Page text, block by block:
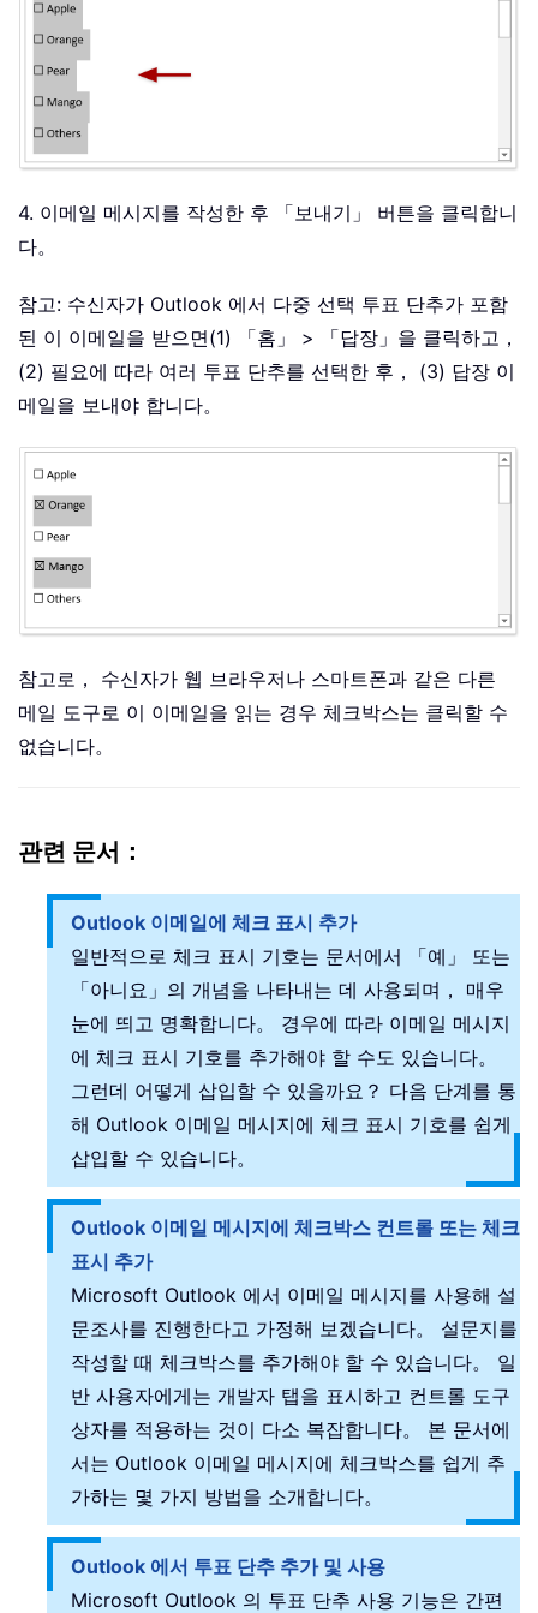
4. 이메일 메시지를 작성한 후 「보내기」 버튼을 클릭합니
다。
참고: 수신자가 Outlook 에서 다중 선택 투표 단추가 포함
된 이 이메일을 받으면(1) 「홈」 > 「답장」을 클릭하고，
(2) 필요에 따라 여러 투표 단추를 선택한 후， (3) 답장 이
메일을 보내야 합니다。
참고로， 수신자가 웹 브라우저나 스마트폰과 같은 다른
메일 도구로 이 이메일을 읽는 경우 체크박스는 클릭할 수
없습니다。
관련 문서：
Outlook 이메일에 체크 표시 추가
일반적으로 체크 표시 기호는 문서에서 「예」 또는
「아니요」의 개념을 나타내는 데 사용되며， 매우
눈에 띄고 명확합니다。 경우에 따라 이메일 메시지
에 체크 표시 기호를 추가해야 할 수도 있습니다。
그런데 어떻게 삽입할 수 있을까요？ 다음 단계를 통
해 Outlook 이메일 메시지에 체크 표시 기호를 쉽게
삽입할 수 있습니다。
Outlook 이메일 메시지에 체크박스 컨트롤 또는 체크
표시 추가
Microsoft Outlook 에서 이메일 메시지를 사용해 설
문조사를 진행한다고 가정해 보겠습니다。 설문지를
작성할 때 체크박스를 추가해야 할 수 있습니다。 일
반 사용자에게는 개발자 탭을 표시하고 컨트롤 도구
상자를 적용하는 것이 다소 복잡합니다。 본 문서에
서는 Outlook 이메일 메시지에 체크박스를 쉽게 추
가하는 몇 가지 방법을 소개합니다。
Outlook 에서 투표 단추 추가 및 사용
Microsoft Outlook 의 투표 단추 사용 기능은 간편